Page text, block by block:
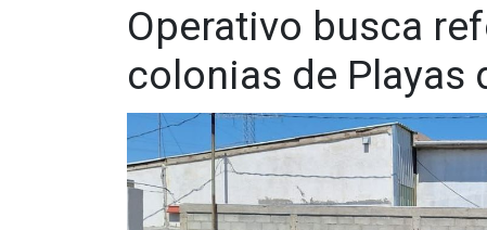
Operativo busca
colonias de Playas